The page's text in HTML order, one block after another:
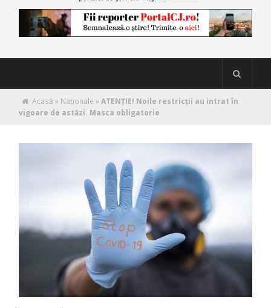
Acasă » Naţionale »ATENȚIE! Noile restricții au intrat în
vigoare de astăzi. Masca obligatorie